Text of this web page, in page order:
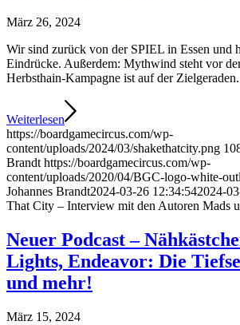
März 26, 2024
Wir sind zurück von der SPIEL in Essen und
Eindrücke. Außerdem: Mythwind steht vor
Herbsthain-Kampagne ist auf der Zielgeraden.
Weiterlesen
https://boardgamecircus.com/wp-
content/uploads/2024/03/shakethatcity.png
Brandt https://boardgamecircus.com/wp-
content/uploads/2020/04/BGC-logo-white-
Johannes Brandt2024-03-26 12:34:542024-
That City – Interview mit den Autoren Mads
Neuer Podcast –
Lights, Endeavor: Die
und mehr!
März 15, 2024